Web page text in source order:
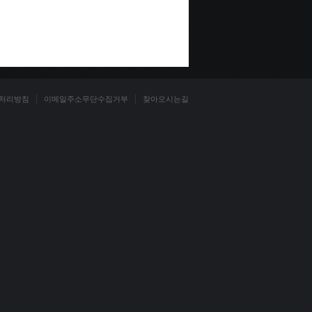
리방침 이메일주소무단수집거부 찾아오시는길